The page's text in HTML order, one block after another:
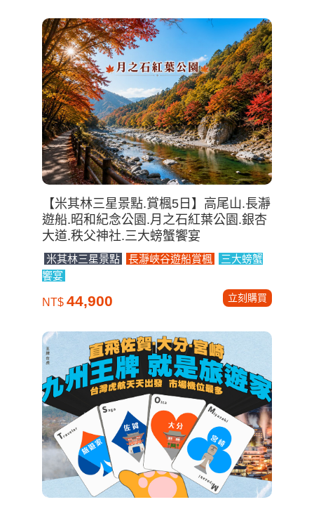
【米其林三星景點.賞楓5日】高尾山.長瀞
遊船.昭和紀念公園.月之石紅葉公園.銀杏
大道.秩父神社.三大螃蟹饗宴
米其林三星景點 長瀞峽谷遊船賞楓
三大螃蟹
饗宴
NT$ 44,900 立刻購買